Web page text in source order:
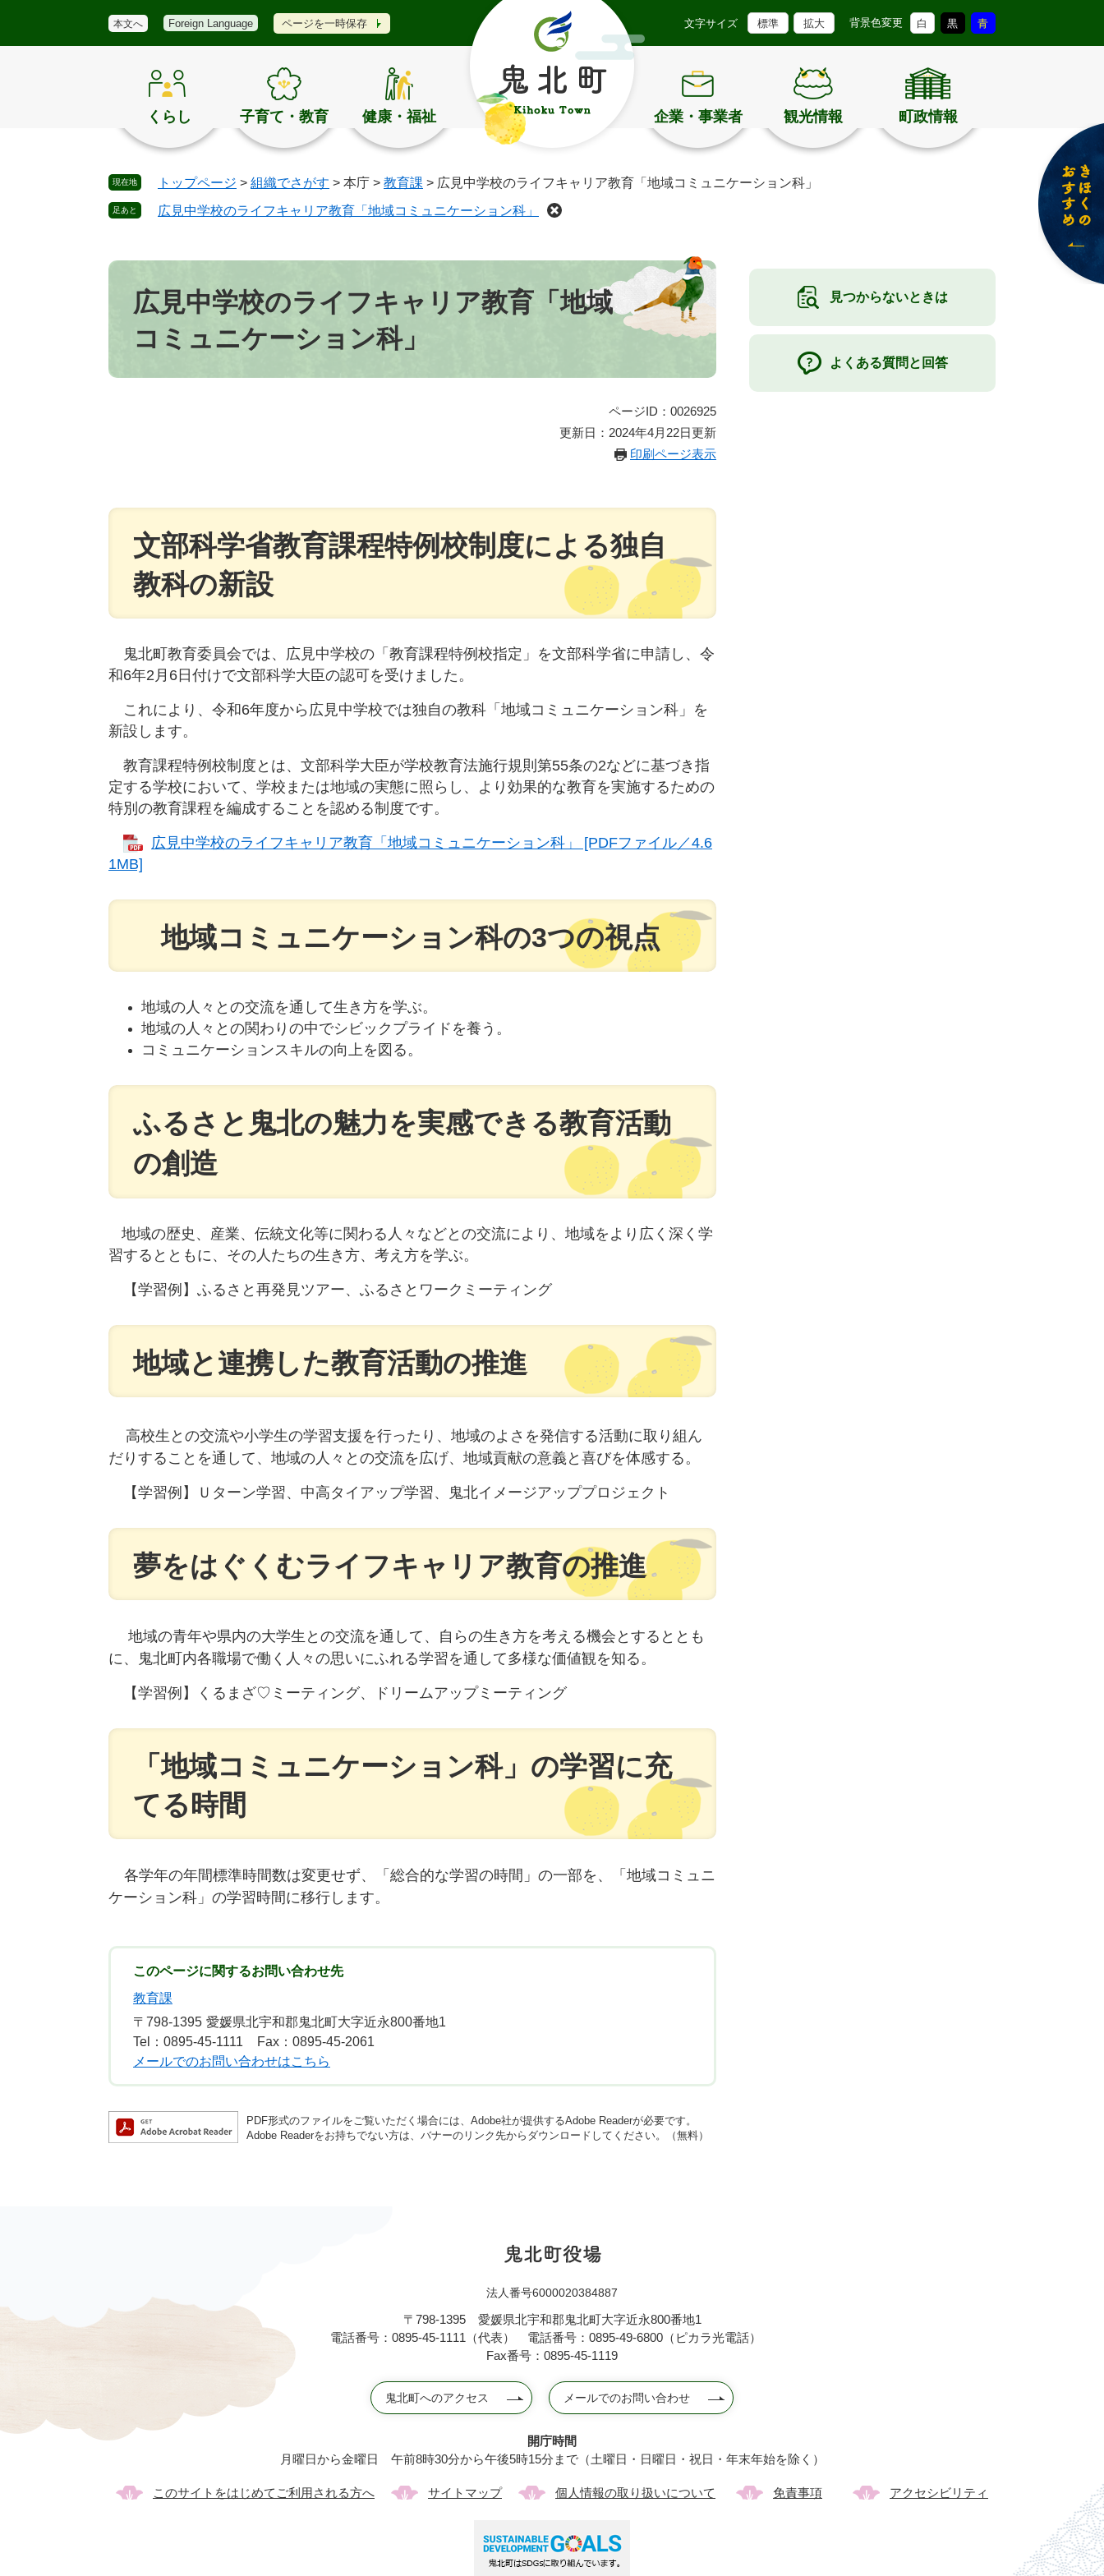
ジ
ュ
ュ
く
本文へ Foreign Language ページを一時保存 文字サイズ 標準 拡大 背景色変更 白 黒 青
くらし 子育て・教育 健康・福祉 企業・事業者 観光情報 町政情報
現在地 トップページ > 組織でさがす > 本庁 > 教育課 > 広見中学校のライフキャリア教育「地域コミュニケーション科」
足あと 広見中学校のライフキャリア教育「地域コミュニケーション科」
本
広見中学校のライフキャリア教育「地域
コミュニケーション科」
ページID：0026925
更新日：2024年4月22日更新
印刷ページ表示
文部科学省教育課程特例校制度による独自
教科の新設
鬼北町教育委員会では、広見中学校の「教育課程特例校指定」を文部科学省に申請し、令
和6年2月6日付けで文部科学大臣の認可を受けました。
これにより、令和6年度から広見中学校では独自の教科「地域コミュニケーション科」を
新設します。
教育課程特例校制度とは​、文部科学大臣が学校教育法施行規則第55条の2などに基づき指
定する学校において、学校または地域の実態に照らし、より効果的な教育を実施するための
特別の教育課程を編成することを認める制度です。​
広見中学校のライフキャリア教育「地域コミュニケーション科」 [PDFファイル／4.6
1MB]
地域コミュニケーション科の3つの視点
地域の人々との交流を通して生き方を学ぶ。
地域の人々との関わりの中でシビックプライドを養う。
コミュニケーションスキルの向上を図る。
ふるさと鬼北の魅力を実感できる教育活動
の創造
地域の歴史、産業、伝統文化等に関わる人々などとの交流により、地域をより広く深く学
習するとともに、その人たちの生き方、考え方を学ぶ。
【学習例】ふるさと再発見ツアー、ふるさとワークミーティング
地域と連携した教育活動の推進
高校生との交流や小学生の学習支援を行ったり、地域のよさを発信する活動に取り組ん
だりすることを通して、地域の人々との交流を広げ、地域貢献の意義と喜びを体感する。
【学習例】Ｕターン学習、中高タイアップ学習、鬼北イメージアッププロジェクト​
夢をはぐくむライフキャリア教育の推進
地域の青年や県内の大学生との交流を通して、自らの生き方を考える機会とするととも
に、鬼北町内各職場で働く人々の思いにふれる学習を通して多様な価値観を知る。
【学習例】​くるまざ♡ミーティング、ドリームアップミーティング​
「地域コミュニケーション科」の学習に充
てる時間
各学年の年間標準時間数は変更せず、「総合的な学習の時間」の一部を、「地域コミュニ
ケーション科」の学習時間に移行します​。
このページに関するお問い合わせ先
教育課
〒798-1395 愛媛県北宇和郡鬼北町大字近永800番地1
Tel：0895-45-1111
Fax：0895-45-2061
メールでのお問い合わせはこちら
PDF形式のファイルをご覧いただく場合には、Adobe社が提供するAdobe Readerが必要です。
Adobe Readerをお持ちでない方は、バナーのリンク先からダウンロードしてください。（無料）
見つからないときは
よくある質問と回答
法人番号6000020384887
〒798-1395 愛媛県北宇和郡鬼北町大字近永800番地1
電話番号：0895-45-1111（代表） 電話番号：0895-49-6800（ピカラ光電話）
Fax番号：0895-45-1119
鬼北町へのアクセス メールでのお問い合わせ
開庁時間
月曜日から金曜日 午前8時30分から午後5時15分まで（土曜日・日曜日・祝日・年末年始を除く）
このサイトをはじめてご利用される方へ サイトマップ 個人情報の取り扱いについて 免責事項 アクセシビリティ